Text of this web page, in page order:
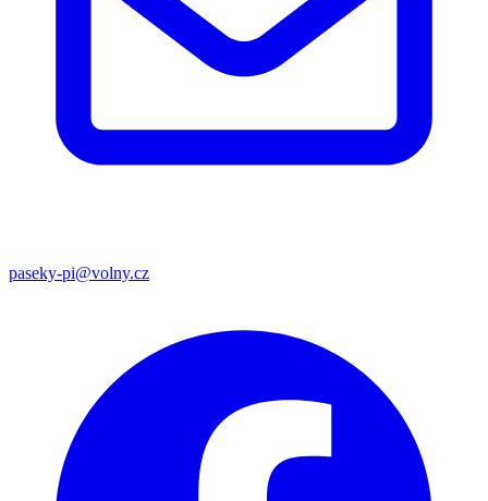
paseky-pi@volny.cz